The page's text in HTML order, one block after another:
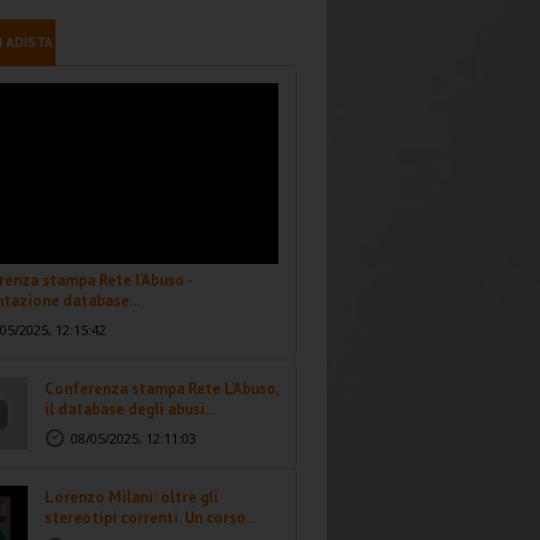
ADISTA
stampa Rete l'Abuso -
database...
2025, 12:15:42
Conferenza stampa Rete L'Abuso,
il database degli abusi...
08/05/2025, 12:11:03
Lorenzo Milani: oltre gli
stereotipi correnti. Un corso...